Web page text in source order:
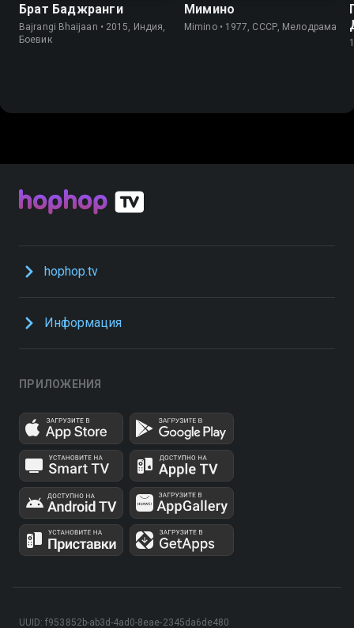
Брат Баджранги
Bajrangi Bhaijaan • 2015, Индия,
Боевик
Мимино
Mimino • 1977, СССР, Мелодрама
hophop.tv
Информация
ПРИЛОЖЕНИЯ
UUID: f953852b-ab3d-4ad0-8eae-2345da6de480